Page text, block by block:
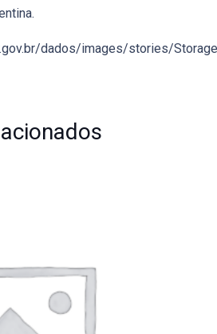
dados/images/stories/